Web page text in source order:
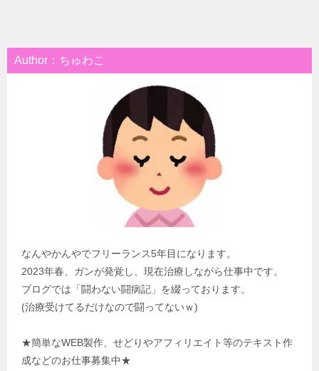
Author：ちゅわこ
なんやかんやでフリーランス5年目になります。
2023年春、ガンが発覚し、現在治療しながら仕事中です。
ブログでは「闘わない闘病記」を綴っております。
(治療受けてるだけなので闘ってないｗ)
★簡単なWEB製作、せどりやアフィリエイト等のテキスト作
成などのお仕事募集中★